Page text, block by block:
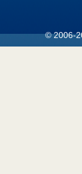
© 2006-